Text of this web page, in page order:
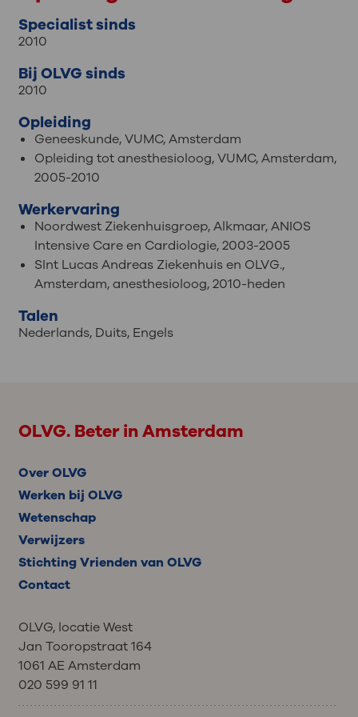
Specialist sinds
2010
Bij OLVG sinds
2010
Opleiding
Geneeskunde, VUMC, Amsterdam
Opleiding tot anesthesioloog, VUMC, Amsterdam,
2005-2010
Werkervaring
Noordwest Ziekenhuisgroep, Alkmaar, ANIOS
Intensive Care en Cardiologie, 2003-2005
SInt Lucas Andreas Ziekenhuis en OLVG.,
Amsterdam, anesthesioloog, 2010-heden
Talen
Nederlands,Duits,Engels
OLVG. Beter in Amsterdam
Over OLVG
Werken bij OLVG
Wetenschap
Verwijzers
Stichting Vrienden van OLVG
Contact
OLVG, locatie West
Jan Tooropstraat 164
1061 AE Amsterdam
020 599 91 11